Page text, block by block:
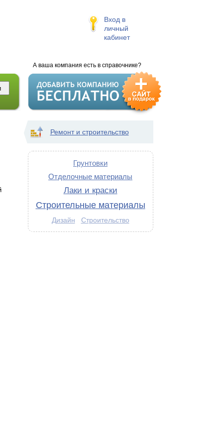
Вход в
личный
кабинет
А ваша компания есть в справочнике?
Ремонт и строительство
Грунтовки
Отделочные материалы
Лаки и краски
Строительные материалы
Дизайн Строительство